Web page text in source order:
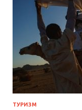
ТУРИЗМ